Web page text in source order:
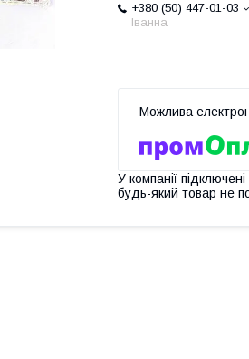
+380 (50) 447-01-03
Іванна
У компанії
будь-який товар не